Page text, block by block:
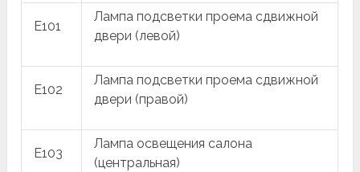
E101
Лампа подсветки проема сдвижной
двери (левой)
E102
Лампа подсветки проема сдвижной
двери (правой)
E103
Лампа освещения салона
(центральная)